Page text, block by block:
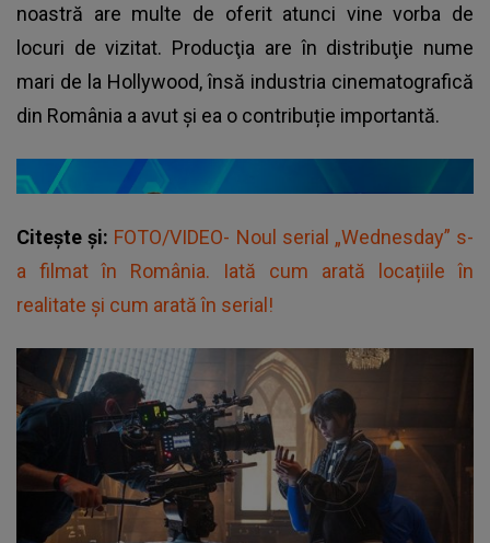
noastră are multe de oferit atunci vine vorba de
locuri de vizitat. Producţia are în distribuţie nume
mari de la Hollywood, însă industria cinematografică
din România a avut și ea o contribuție importantă.
Citește și: FOTO/VIDEO- Noul serial „Wednesday” s-
a filmat în România. Iată cum arată locațiile în
realitate și cum arată în serial!